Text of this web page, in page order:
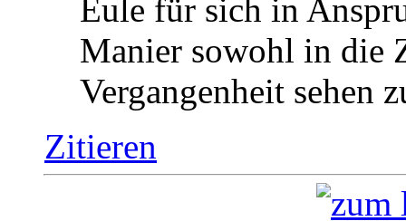
Eule für sich in
Manier sowohl in die
Vergangenheit sehen
Zitieren